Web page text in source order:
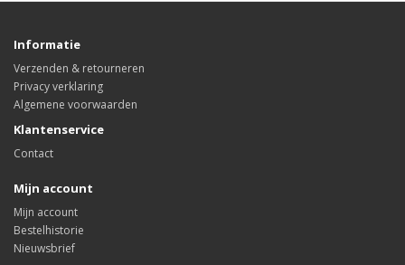
Informatie
Verzenden & retourneren
Privacy verklaring
Algemene voorwaarden
Klantenservice
Contact
Mijn account
Mijn account
Bestelhistorie
Nieuwsbrief